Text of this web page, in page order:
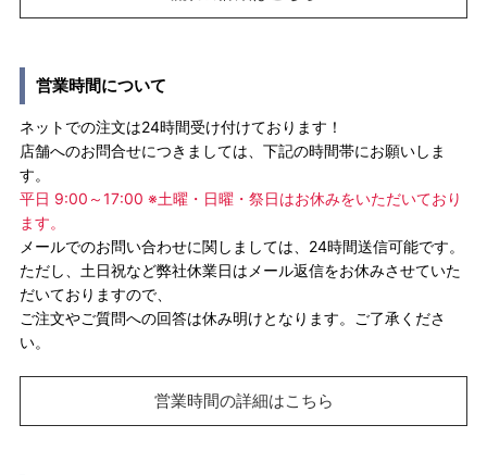
営業時間について
ネットでの注文は24時間受け付けております！
店舗へのお問合せにつきましては、下記の時間帯にお願いしま
す。
平日 9:00～17:00 ※土曜・日曜・祭日はお休みをいただいており
ます。
メールでのお問い合わせに関しましては、24時間送信可能です。
ただし、土日祝など弊社休業日はメール返信をお休みさせていた
だいておりますので、
ご注文やご質問への回答は休み明けとなります。ご了承くださ
い。
営業時間の詳細はこちら